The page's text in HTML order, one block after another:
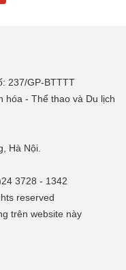
237/GP-BTTTT
hóa - Thể thao và Du lịch
Hà Nội.
3728 - 1342
reserved
trên website này